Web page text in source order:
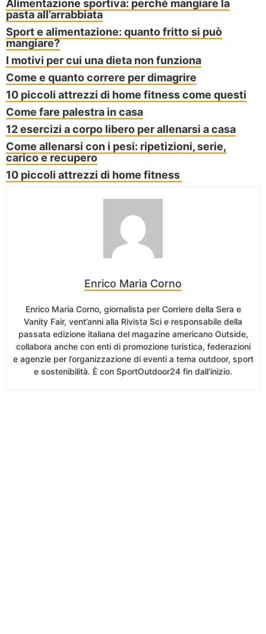
Alimentazione sportiva: perché mangiare la
pasta all’arrabbiata
Sport e alimentazione: quanto fritto si può
mangiare?
I motivi per cui una dieta non funziona
Come e quanto correre per dimagrire
10 piccoli attrezzi di home fitness come questi
Come fare palestra in casa
12 esercizi a corpo libero per allenarsi a casa
Come allenarsi con i pesi: ripetizioni, serie,
carico e recupero
10 piccoli attrezzi di home fitness
Enrico Maria Corno
Enrico Maria Corno, giornalista per Corriere della Sera e
Vanity Fair, vent’anni alla Rivista Sci e responsabile della
passata edizione italiana del magazine americano Outside,
collabora anche con enti di promozione turistica, federazioni
e agenzie per l’organizzazione di eventi a tema outdoor, sport
e sostenibilità. È con SportOutdoor24 fin dall’inizio.